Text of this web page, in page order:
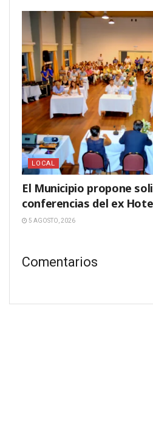
LOCAL
El Municipio propone
conferencias del ex
5 AGOSTO, 2026
Comentarios